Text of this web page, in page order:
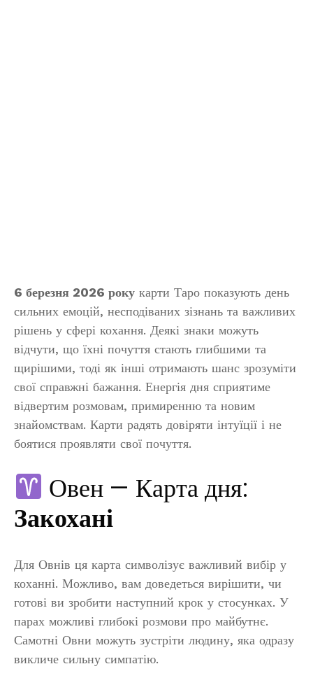
6 березня 2026 року карти Таро показують день
сильних емоцій, несподіваних зізнань та важливих
рішень у сфері кохання. Деякі знаки можуть
відчути, що їхні почуття стають глибшими та
щирішими, тоді як інші отримають шанс зрозуміти
свої справжні бажання. Енергія дня сприятиме
відвертим розмовам, примиренню та новим
знайомствам. Карти радять довіряти інтуїції і не
боятися проявляти свої почуття.
Овен — Карта дня:
Закохані
Для Овнів ця карта символізує важливий вибір у
коханні. Можливо, вам доведеться вирішити, чи
готові ви зробити наступний крок у стосунках. У
парах можливі глибокі розмови про майбутнє.
Самотні Овни можуть зустріти людину, яка одразу
викличе сильну симпатію.